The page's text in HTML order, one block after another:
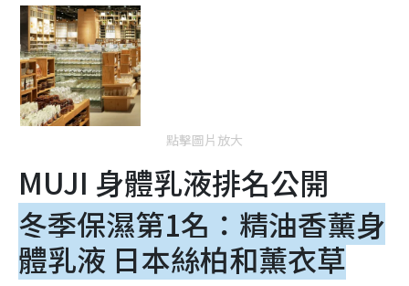
點擊圖片放大
MUJI 身體乳液排名公開
冬季保濕第1名：精油香薰身
體乳液 日本絲柏和薰衣草